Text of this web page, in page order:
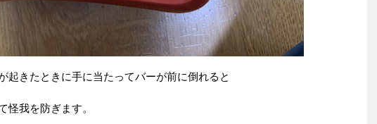
起きたときに手に当たってバーが前に倒れると
怪我を防ぎます。